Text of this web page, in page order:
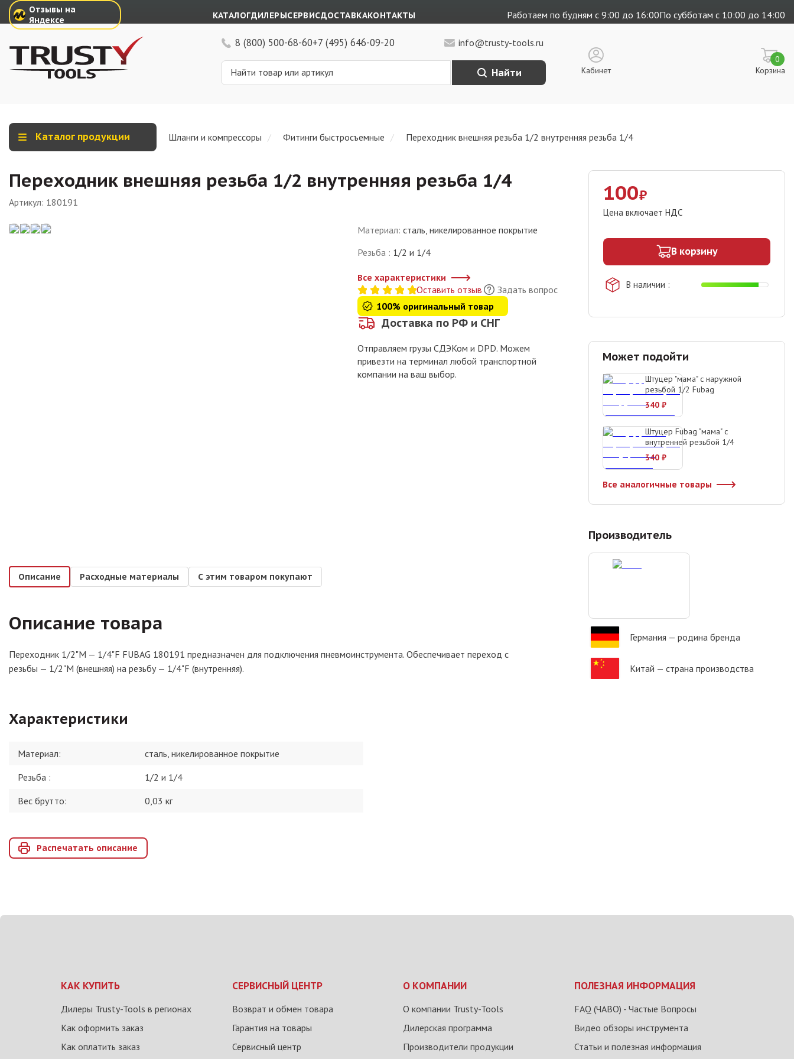
Отзывы на
Яндексе
КАТАЛОГДИЛЕРЫСЕРВИСДОСТАВКАКОНТАКТЫ Работаем по будням с 9:00 до 16:00По субботам с 10:00 до 14:00
8 (800) 500-68-60+7 (495) 646-09-20 info@trusty-tools.ru
Найти Кабинет Корзина
0
Каталог продукции Шланги и компрессоры Фитинги быстросъемные Переходник внешняя резьба 1/2 внутренняя резьба 1/4
Переходник внешняя резьба 1/2 внутренняя резьба 1/4
Артикул: 180191 100₽
Цена включает НДС
В корзину
В наличии
Материал: сталь, никелированное покрытие
Резьба : 1/2 и 1/4
Все характеристики
Оставить отзыв
Задать вопрос
100% оригинальный товар
Доставка по РФ и СНГ
Отправляем грузы СДЭКом и DPD. Можем
привезти на терминал любой транспортной
компании на ваш выбор.
Описание Расходные материалы С этим товаром покупают
Описание товара
Переходник 1/2"M — 1/4"F FUBAG 180191 предназначен для подключения пневмоинструмента. Обеспечивает переход с
резьбы — 1/2"M (внешняя) на резьбу — 1/4"F (внутренняя).
Характеристики
Материал:
сталь, никелированное покрытие
Резьба :
1/2 и 1/4
Вес брутто:
0,03 кг
Распечатать описание
Производитель
Германия — родина бренда
Китай — страна производства
Может подойти
Штуцер "мама" с наружной
резьбой 1/2 Fubag
340 ₽
Штуцер Fubag "мама" с
внутренней резьбой 1/4
340 ₽
Все аналогичные товары
КАК КУПИТЬ
Дилеры Trusty-Tools в регионах
Как оформить заказ
Как оплатить заказ
СЕРВИСНЫЙ ЦЕНТР
Возврат и обмен товара
Гарантия на товары
Сервисный центр
О КОМПАНИИ
О компании Trusty-Tools
Дилерская программа
Производители продукции
ПОЛЕЗНАЯ ИНФОРМАЦИЯ
FAQ (ЧАВО) - Частые Вопросы
Видео обзоры инструмента
Статьи и полезная информация